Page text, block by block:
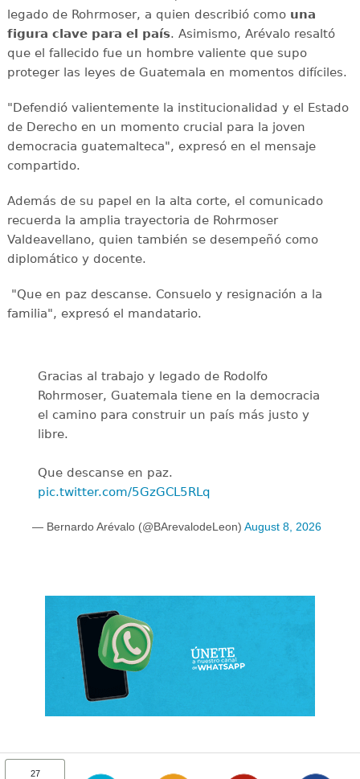
legado de Rohrmoser, a quien describió comouna
figura clave para el país. Asimismo, Arévalo resaltó
que el fallecido fue un hombre valiente que supo
proteger las leyes de Guatemala en momentos difíciles.
"Defendió valientemente la institucionalidad y el Estado
de Derecho en un momento crucial para la joven
democracia guatemalteca", expresó en el mensaje
compartido.
Además de su papel en la alta corte, el comunicado
recuerda la amplia trayectoria de Rohrmoser
Valdeavellano, quien también se desempeñó como
diplomático y docente.
"Que en paz descanse. Consuelo y resignación a la
familia", expresó el mandatario.
Gracias al trabajo y legado de Rodolfo
Rohrmoser, Guatemala tiene en la democracia
el camino para construir un país más justo y
libre.
Que descanse en paz.
pic.twitter.com/5GzGCL5RLq
— Bernardo Arévalo (@BArevalodeLeon) August 8, 2026
27